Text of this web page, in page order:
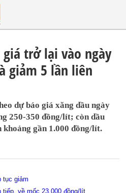
giá trở lại vào ngày
giảm 5 lần liên
dự báo giá xăng dầu ngày
250-350 đồng/lít; còn dầu
khoảng gần 1.000 đồng/lít.
tục giảm
tiếp, về mốc 23.000 đồng/lít